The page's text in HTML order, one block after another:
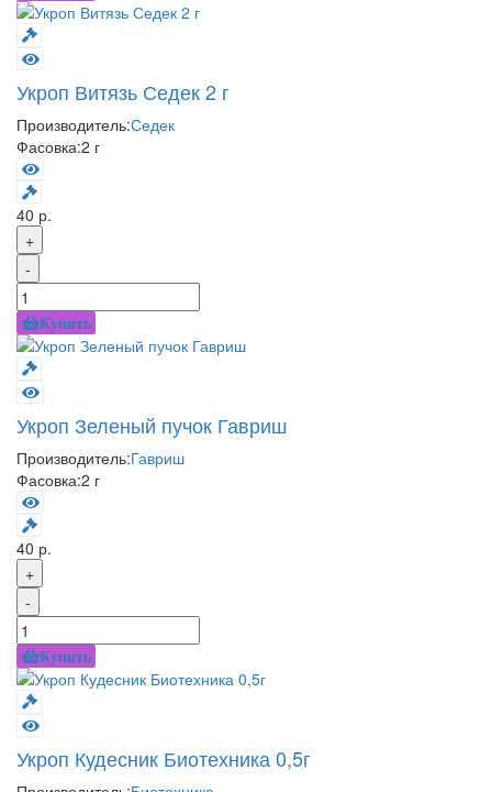
Укроп Витязь Седек 2 г
Производитель:Седек
Фасовка:2 г
40 р.
+
-
Купить
Укроп Зеленый пучок Гавриш
Производитель:Гавриш
Фасовка:2 г
40 р.
+
-
Купить
Укроп Кудесник Биотехника 0,5г